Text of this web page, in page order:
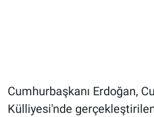
Cumhurbaşkanı Erdoğan,
Külliyesi'nde gerçekleştirilen